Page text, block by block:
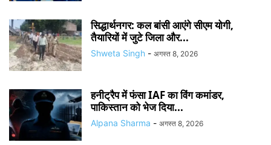
सिद्धार्थनगर: कल बांसी आएंगे सीएम योगी,
तैयारियों में जुटे जिला और...
Shweta Singh - अगस्त 8, 2026
हनीट्रैप में फंसा IAF का विंग कमांडर,
पाकिस्तान को भेज दिया...
Alpana Sharma - अगस्त 8, 2026